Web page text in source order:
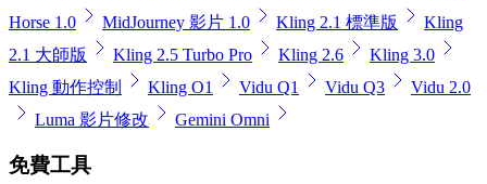
Horse 1.0
MidJourney 影片 1.0 Kling 2.1 標準版
Kling
2.1 大師版
Kling 2.5 Turbo Pro Kling 2.6
Kling 3.0
Kling 動作控制
Kling O1 Vidu Q1 Vidu Q3
Vidu 2.0
Luma 影片修改
Gemini Omni
免費工具